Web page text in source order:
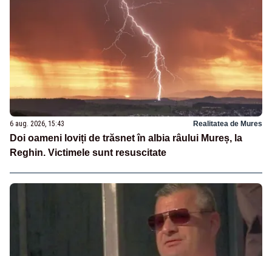
6 aug. 2026, 15:43 Realitatea de Mures
Doi oameni loviți de trăsnet în albia râului Mureș, la
Reghin. Victimele sunt resuscitate